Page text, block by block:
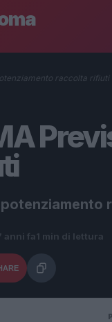
raccolta rifiuti
anni fa 1 min di lettura